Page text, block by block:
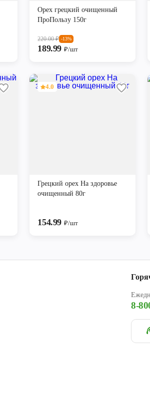
Орех грецкий очищенный
ПроПользу 150г
220.00₽ -13%
189.99 ₽/шт
4.0
Грецкий орех На здоровье
очищенный 80г
154.99 ₽/шт
8-